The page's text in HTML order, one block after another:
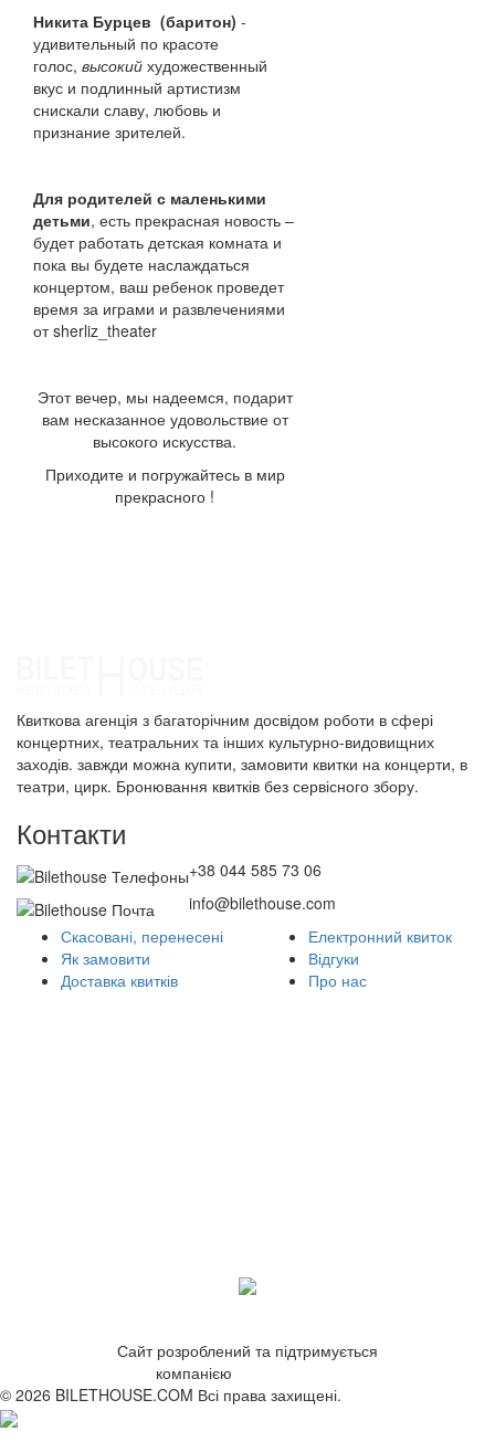
Никита Бурцев (баритон) -
удивительный по красоте
голос, высокий художественный
вкус и подлинный артистизм
снискали славу, любовь и
признание зрителей.
Для родителей с маленькими
детьми, есть прекрасная новость –
будет работать детская комната и
пока вы будете наслаждаться
концертом, ваш ребенок проведет
время за играми и развлечениями
от sherliz_theater
Этот вечер, мы надеемся, подарит
вам несказанное удовольствие от
высокого искусства.
Приходите и погружайтесь в мир
прекрасного !
Квиткова агенція з багаторічним досвідом роботи в сфері
концертних, театральних та інших культурно-видовищних
заходів. завжди можна купити, замовити квитки на концерти, в
театри, цирк. Бронювання квитків без сервісного збору.
Контакти
+38 044 585 73 06
info@bilethouse.com
Скасовані, перенесені
Як замовити
Доставка квитків
Електронний квиток
Відгуки
Про нас
Сайт розроблений та підтримується
компанією
© 2026 BILETHOUSE.COM Всі права захищені.